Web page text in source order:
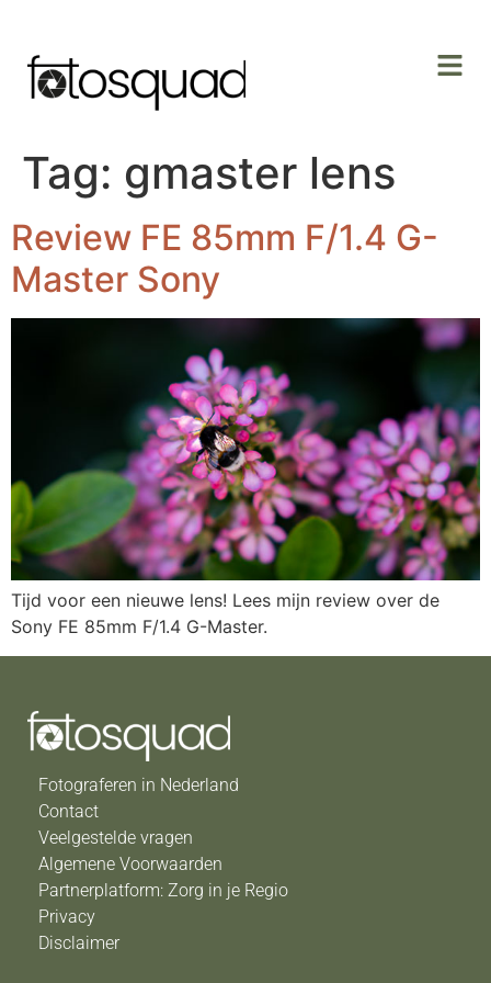
Tag: gmaster lens
Review FE 85mm F/1.4 G-
Master Sony
Tijd voor een nieuwe lens! Lees mijn review over de
Sony FE 85mm F/1.4 G-Master.
Fotograferen in Nederland
Contact
Veelgestelde vragen
Algemene Voorwaarden
Partnerplatform: Zorg in je Regio
Privacy
Disclaimer